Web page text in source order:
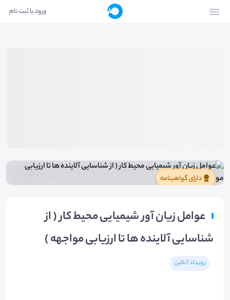
ورود یا ثبت نام
عوامل زیان آور شیمیایی محیط کار ( از
شناسایی آلاینده ها تا ارزیابی مواجهه )
رویداد آنلاین
دارای گواهینامه